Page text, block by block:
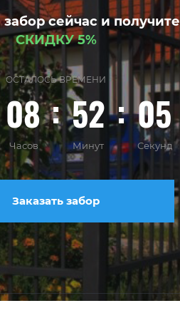
сейчас и получите
СКИДКУ 5%
ОСТАЛОСЬ ВРЕМЕНИ
08 52 03
Часов Минут Секунд
Заказать забор